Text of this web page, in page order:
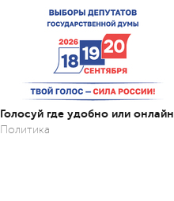
Голосуй где удобно или онлайн
Политика